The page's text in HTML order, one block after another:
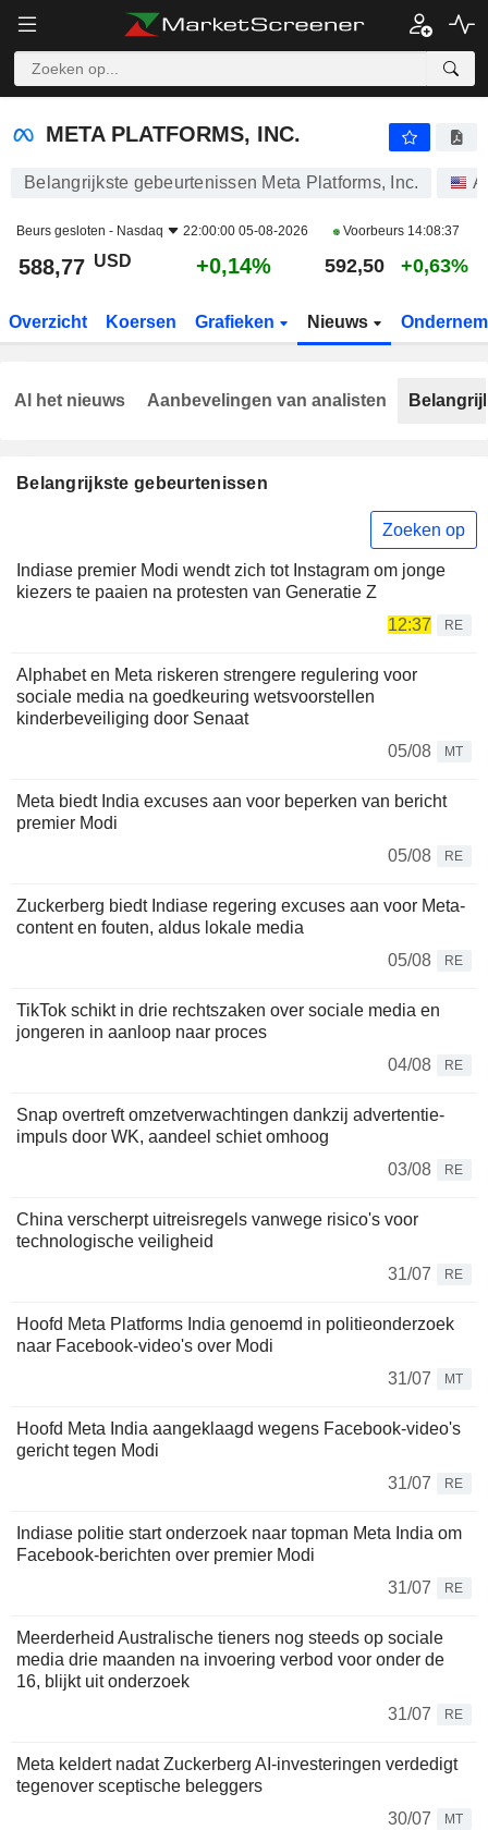
META PLATFORMS, INC.
META PLATFORMS, INC.
Belangrijkste gebeurtenissen Meta Platforms, Inc.
Beurs gesloten - Nasdaq 22:00:00 05-08-2026 Voorbeurs 14:08:37
588,77 USD +0,14% 592,50 +0,63%
Overzicht Koersen Grafieken Nieuws
Belangrijkste gebeurtenissen
Zoeken op
Indiase premier Modi wendt zich tot Instagram om jonge
kiezers te paaien na protesten van Generatie Z
12:37
RE
Alphabet en Meta riskeren strengere regulering voor
sociale media na goedkeuring wetsvoorstellen
kinderbeveiliging door Senaat
05/08
MT
Meta biedt India excuses aan voor beperken van bericht
premier Modi
05/08
RE
Zuckerberg biedt Indiase regering excuses aan voor Meta-
content en fouten, aldus lokale media
05/08
RE
TikTok schikt in drie rechtszaken over sociale media en
jongeren in aanloop naar proces
04/08
RE
Snap overtreft omzetverwachtingen dankzij advertentie-
impuls door WK, aandeel schiet omhoog
03/08
RE
China verscherpt uitreisregels vanwege risico's voor
technologische veiligheid
31/07
RE
Hoofd Meta Platforms India genoemd in politieonderzoek
naar Facebook-video's over Modi
31/07
MT
Hoofd Meta India aangeklaagd wegens Facebook-video's
gericht tegen Modi
31/07
RE
Indiase politie start onderzoek naar topman Meta India om
Facebook-berichten over premier Modi
31/07
RE
Meerderheid Australische tieners nog steeds op sociale
media drie maanden na invoering verbod voor onder de
16, blijkt uit onderzoek
31/07
RE
Meta keldert nadat Zuckerberg AI-investeringen verdedigt
tegenover sceptische beleggers
30/07
MT
Al het nieuws Aanbevelingen van analisten